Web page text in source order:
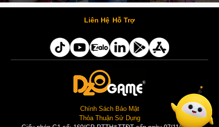
Những cô nàng nóng bỏng Boa Hancock, Nico Robin, Nami, Yamato hay Perona được AI vẽ lại dưới hình thức Cosplay cực kỳ chuẩn chỉnh.
Liên Hệ Hỗ Trợ
Chính Sách Bảo Mật
Thỏa Thuận Sử Dụng